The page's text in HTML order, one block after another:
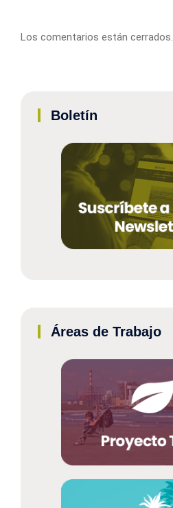
Los comentarios están cerrados.
Boletín
Áreas de Trabajo